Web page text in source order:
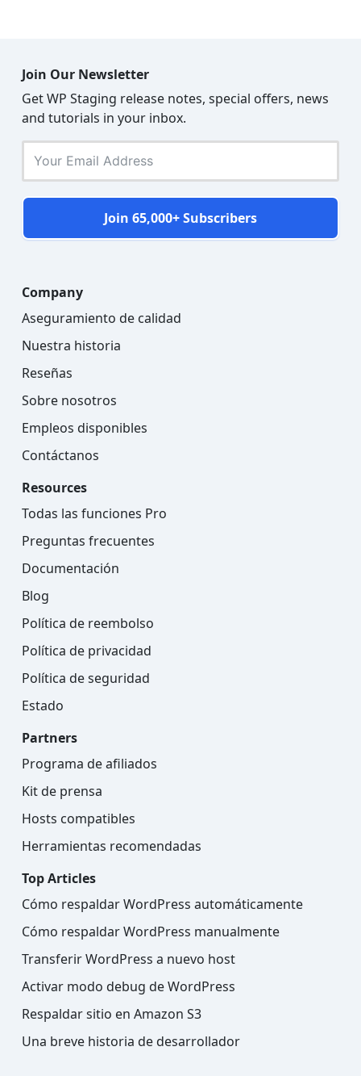
Join Our Newsletter
Get WP Staging release notes, special offers, news
and tutorials in your inbox.
Join 65,000+ Subscribers
Company
Aseguramiento de calidad
Nuestra historia
Reseñas
Sobre nosotros
Empleos disponibles
Contáctanos
Resources
Todas las funciones Pro
Preguntas frecuentes
Documentación
Blog
Política de reembolso
Política de privacidad
Política de seguridad
Estado
Partners
Programa de afiliados
Kit de prensa
Hosts compatibles
Herramientas recomendadas
Top Articles
Cómo respaldar WordPress automáticamente
Cómo respaldar WordPress manualmente
Transferir WordPress a nuevo host
Activar modo debug de WordPress
Respaldar sitio en Amazon S3
Una breve historia de desarrollador